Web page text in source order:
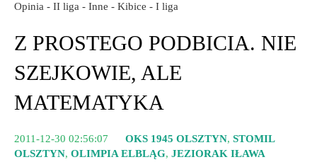
Opinia - II liga - Inne - Kibice - I liga
Z PROSTEGO PODBICIA. NIE
SZEJKOWIE, ALE
MATEMATYKA
2011-12-30 02:56:07 OKS 1945 OLSZTYN, STOMIL
OLSZTYN, OLIMPIA ELBLĄG, JEZIORAK IŁAWA